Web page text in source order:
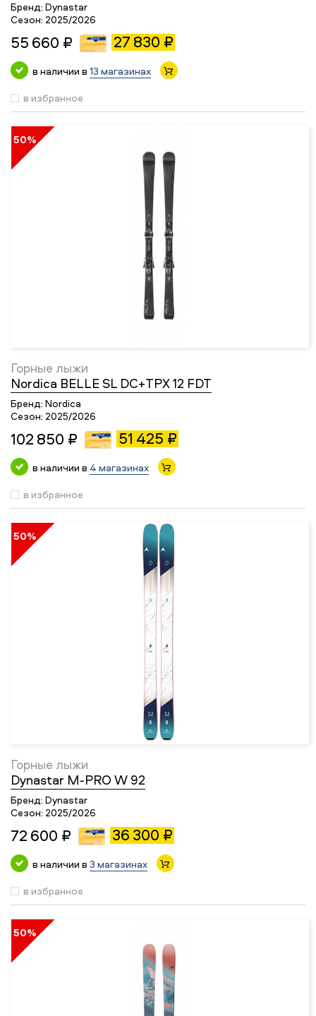
Бренд: Dynastar
Сезон: 2025/2026
55 660 ₽ 27 830 ₽
в наличии в 13 магазинах
в избранное
50%
Горные лыжи
Nordica BELLE SL DC+TPX 12 FDT
Бренд: Nordica
Сезон: 2025/2026
102 850 ₽ 51 425 ₽
в наличии в 4 магазинах
в избранное
50%
Горные лыжи
Dynastar M-PRO W 92
Бренд: Dynastar
Сезон: 2025/2026
72 600 ₽ 36 300 ₽
в наличии в 3 магазинах
в избранное
50%